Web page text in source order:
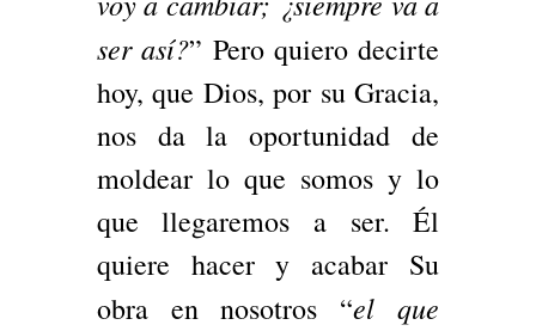
ser así?” Pero quiero decirte
hoy, que Dios, por su Gracia,
nos da la oportunidad de
moldear lo que somos y lo
que llegaremos a ser. Él
quiere hacer y acabar Su
obra en nosotros “el que